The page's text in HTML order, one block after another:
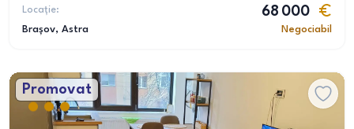
Locație:
Brașov, Astra
68 000
Negociabil
Promovat